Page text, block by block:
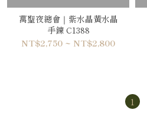
萬聖夜總會｜紫水晶黃水晶
手鍊 C1388
NT$2,750 ~ NT$2,800
1